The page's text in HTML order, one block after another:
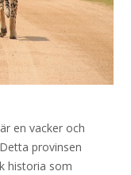
en vacker och
provinsen
historia som